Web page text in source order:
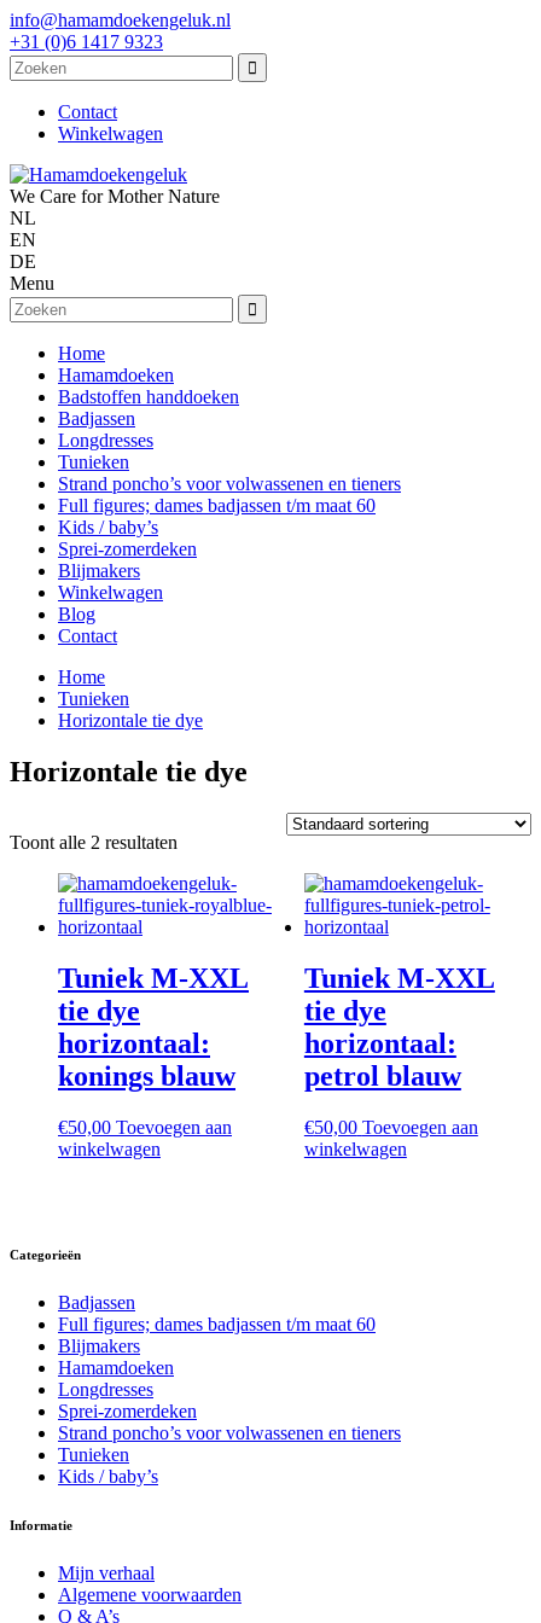
info@hamamdoekengeluk.nl
+31 (0)6 1417 9323
Contact
Winkelwagen
We Care for Mother Nature
NL
EN
DE
Menu
Home
Hamamdoeken
Badstoffen handdoeken
Badjassen
Longdresses
Tunieken
Strand poncho’s voor volwassenen en tieners
Full figures; dames badjassen t/m maat 60
Kids / baby’s
Sprei-zomerdeken
Blijmakers
Winkelwagen
Blog
Contact
Home
Tunieken
Horizontale tie dye
Horizontale tie dye
Toont alle 2 resultaten
Tuniek M-XXL
tie dye
horizontaal:
konings blauw
€50,00 Toevoegen aan
winkelwagen
Tuniek M-XXL
tie dye
horizontaal:
petrol blauw
€50,00 Toevoegen aan
winkelwagen
Categorieën
Badjassen
Full figures; dames badjassen t/m maat 60
Blijmakers
Hamamdoeken
Longdresses
Sprei-zomerdeken
Strand poncho’s voor volwassenen en tieners
Tunieken
Kids / baby’s
Informatie
Mijn verhaal
Algemene voorwaarden
Q & A’s